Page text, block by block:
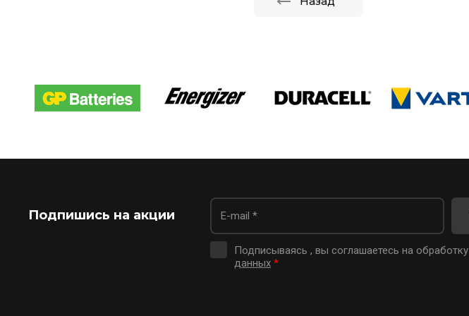
Подпишись на акции
Подписываясь , вы соглашаетесь на обработку
данных *